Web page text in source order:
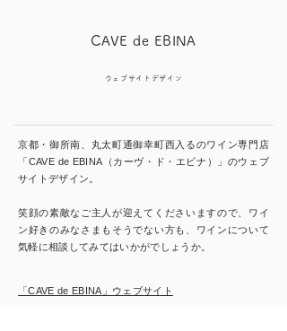
CAVE de EBINA
ウェブサイトデザイン
京都・御所南、丸太町通御幸町西入るのワイン専門店
「CAVE de EBINA（カーヴ・ド・エビナ）」のウェブ
サイトデザイン。
笑顔の素敵なご主人が迎えてくださいますので、ワイ
ン好きのみなさまもそうでない方も、ワインについて
気軽に相談してみてはいかがでしょうか。
「CAVE de EBINA」ウェブサイト